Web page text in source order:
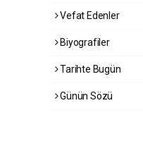
Vefat Edenler
Biyografiler
Tarihte Bugün
Günün Sözü